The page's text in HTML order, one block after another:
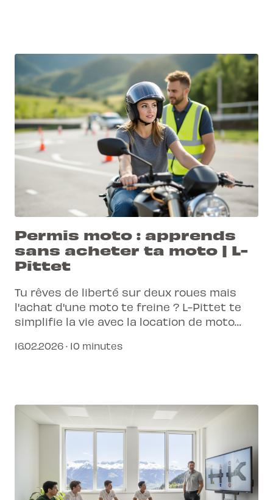
Permis moto : apprends
sans acheter ta moto | L-
Pittet
Tu rêves de liberté sur deux roues mais
l'achat d'une moto te freine ? L-Pittet te
simplifie la vie avec la location de moto
16.02.2026 · 10 minutes